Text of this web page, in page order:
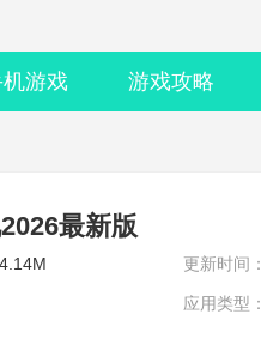
游戏 游戏攻略
最新版
更新时间：
应用类型：